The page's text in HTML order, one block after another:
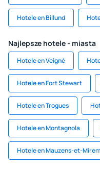
Hotele en Billund
Najlepsze hotele - miasta
Hotele en Veigné
Hotele en Fort Stewart
Hotele en Trogues
Hotele en Montagnola
Hotele en Mauzens-et-